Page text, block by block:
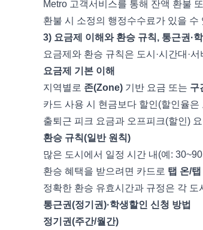
Metro 고객서비스를 통해 잔액 환불
환불 시 소정의 행정수수료가 있을 수
3) 요금제 이해와 환승 규칙, 통근권·
요금제와 환승 규칙은 도시·시간대·
요금제 기본 이해
지역별로 존(Zone) 기반 요금 또는 구
카드 사용 시 현금보다 할인(할인율
출퇴근 피크 요금과 오프피크(할인)
환승 규칙(일반 원칙)
많은 도시에서 일정 시간 내(예:
환승 혜택을 받으려면 카드로 탭 온/
정확한 환승 유효시간과 규정은 각
통근권(정기권)·학생할인 신청 방법
정기권(주간/월간)